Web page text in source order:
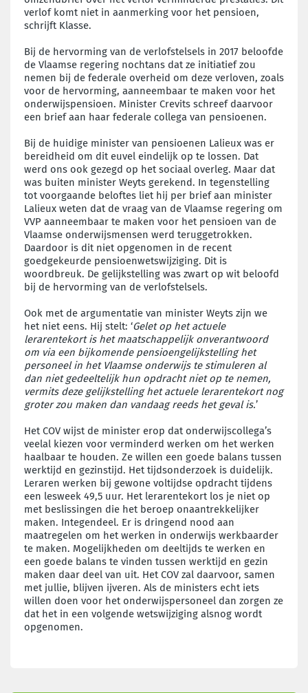
verlof komt niet in aanmerking voor het pensioen,
schrijft Klasse.
Bij de hervorming van de verlofstelsels in 2017 beloofde
de Vlaamse regering nochtans dat ze initiatief zou
nemen bij de federale overheid om deze verloven, zoals
voor de hervorming, aanneembaar te maken voor het
onderwijspensioen. Minister Crevits schreef daarvoor
een brief aan haar federale collega van pensioenen.
Bij de huidige minister van pensioenen Lalieux was er
bereidheid om dit euvel eindelijk op te lossen. Dat
werd ons ook gezegd op het sociaal overleg. Maar dat
was buiten minister Weyts gerekend. In tegenstelling
tot voorgaande beloftes liet hij per brief aan minister
Lalieux weten dat de vraag van de Vlaamse regering om
VVP aanneembaar te maken voor het pensioen van de
Vlaamse onderwijsmensen werd teruggetrokken.
Daardoor is dit niet opgenomen in de recent
goedgekeurde pensioenwetswijziging. Dit is
woordbreuk. De gelijkstelling was zwart op wit beloofd
bij de hervorming van de verlofstelsels.
Ook met de argumentatie van minister Weyts zijn we
het niet eens. Hij stelt: ‘Gelet op het actuele
lerarentekort is het maatschappelijk onverantwoord
om via een bijkomende pensioengelijkstelling het
personeel in het Vlaamse onderwijs te stimuleren al
dan niet gedeeltelijk hun opdracht niet op te nemen,
vermits deze gelijkstelling het actuele lerarentekort nog
groter zou maken dan vandaag reeds het geval is.’
Het COV wijst de minister erop dat onderwijscollega’s
veelal kiezen voor verminderd werken om het werken
haalbaar te houden. Ze willen een goede balans tussen
werktijd en gezinstijd. Het tijdsonderzoek is duidelijk.
Leraren werken bij gewone voltijdse opdracht tijdens
een lesweek 49,5 uur. Het lerarentekort los je niet op
met beslissingen die het beroep onaantrekkelijker
maken. Integendeel. Er is dringend nood aan
maatregelen om het werken in onderwijs werkbaarder
te maken. Mogelijkheden om deeltijds te werken en
een goede balans te vinden tussen werktijd en gezin
maken daar deel van uit. Het COV zal daarvoor, samen
met jullie, blijven ijveren. Als de ministers echt iets
willen doen voor het onderwijspersoneel dan zorgen ze
dat het in een volgende wetswijziging alsnog wordt
opgenomen.